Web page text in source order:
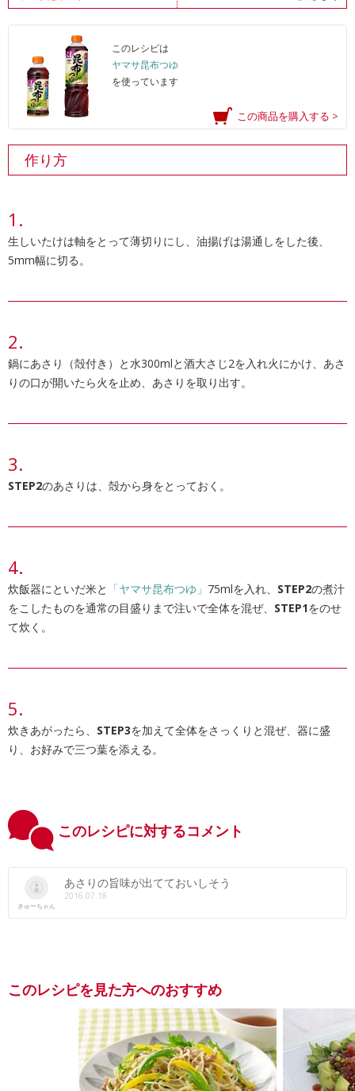
このレシピは
ヤマサ昆布つゆ
を使っています
この商品を購入する >
作り方
生しいたけは軸をとって薄切りにし、油揚げは湯通しをした後、
5mm幅に切る。
鍋にあさり（殻付き）と水300mlと酒大さじ2を入れ火にかけ、あさ
りの口が開いたら火を止め、あさりを取り出す。
STEP2のあさりは、殻から身をとっておく。
炊飯器にといだ米と 「ヤマサ昆布つゆ」 75mlを入れ、 STEP2の煮汁
をこしたものを通常の目盛りまで注いで全体を混ぜ、 STEP1をのせ
て炊く。
炊きあがったら、 STEP3を加えて全体をさっくりと混ぜ、器に盛
り、お好みで三つ葉を添える。
このレシピに対するコメント
きゅーちゃん
あさりの旨味が出てておいしそう
2016.07.18
このレシピを見た方へのおすすめ